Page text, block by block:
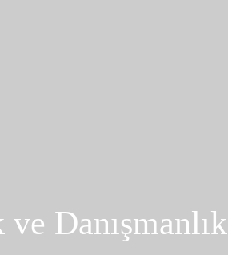
Danışmanlık